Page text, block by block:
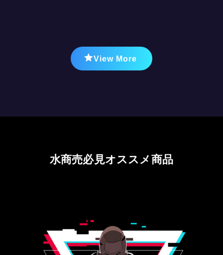
View More
水商売必見オススメ商品